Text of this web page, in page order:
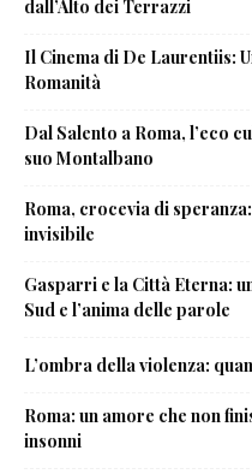
dall’Alto dei Terrazzi
Il Cinema di De Laurentiis:
Romanità
Dal Salento a Roma, l’eco
suo Montalbano
Roma, crocevia di
invisibile
Gasparri e la Città Eterna:
Sud e l’anima delle parole
L’ombra della violenza:
Roma: un amore che non
insonni